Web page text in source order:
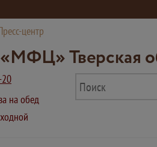
центр
Тверская
на обед